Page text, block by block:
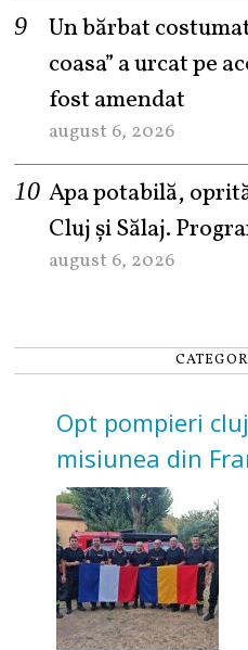
Un bărbat
coasa” a urcat pe
fost amendat
august 6, 2026
Apa potabilă,
Cluj și Sălaj.
august 6, 2026
Opt pompieri
misiunea din
incendii de